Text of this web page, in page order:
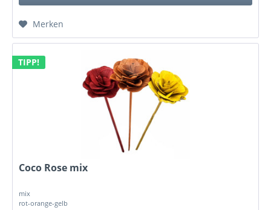
Merken
TIPP!
Coco Rose mix
mix
rot-orange-gelb